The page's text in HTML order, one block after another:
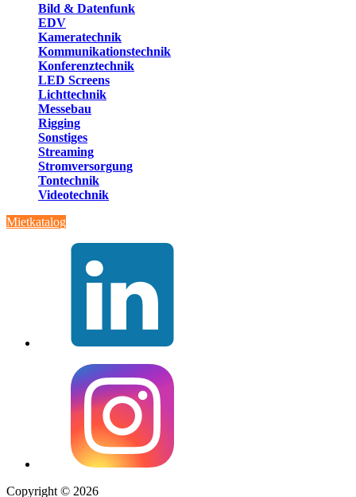
Bild & Datenfunk
EDV
Kameratechnik
Kommunikationstechnik
Konferenztechnik
LED Screens
Lichttechnik
Messebau
Rigging
Sonstiges
Streaming
Stromversorgung
Tontechnik
Videotechnik
Mietkatalog
Copyright © 2026